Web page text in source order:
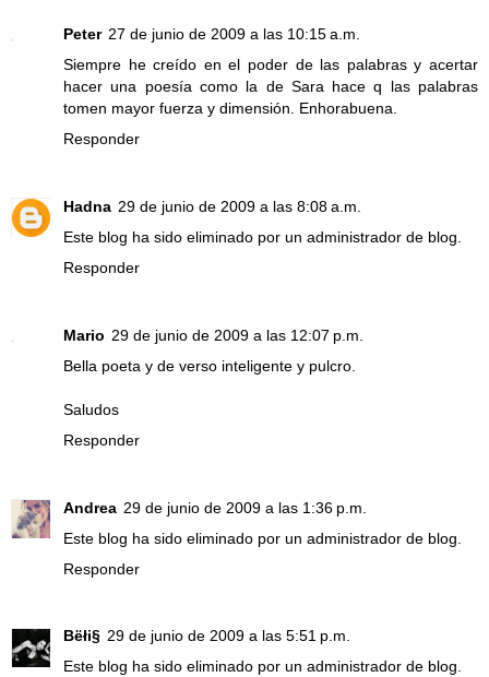
Peter 27 de junio de 2009 a las 10:15 a.m.
Siempre he creído en el poder de las palabras y acertar
hacer una poesía como la de Sara hace q las palabras
tomen mayor fuerza y dimensión. Enhorabuena.
Responder
Hadna 29 de junio de 2009 a las 8:08 a.m.
Este blog ha sido eliminado por un administrador de blog.
Responder
Mario 29 de junio de 2009 a las 12:07 p.m.
Bella poeta y de verso inteligente y pulcro.
Saludos
Responder
Andrea 29 de junio de 2009 a las 1:36 p.m.
Este blog ha sido eliminado por un administrador de blog.
Responder
Bëłi§ 29 de junio de 2009 a las 5:51 p.m.
Este blog ha sido eliminado por un administrador de blog.